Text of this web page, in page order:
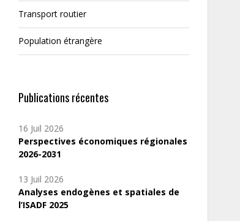
Transport routier
Population étrangère
Publications récentes
16 Juil 2026
Perspectives économiques régionales
2026-2031
13 Juil 2026
Analyses endogènes et spatiales de
l’ISADF 2025